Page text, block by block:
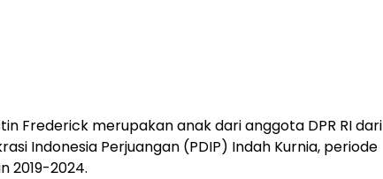
Frederick merupakan anak dari anggota DPR RI dari
Indonesia Perjuangan (PDIP) Indah Kurnia, periode
2019-2024.